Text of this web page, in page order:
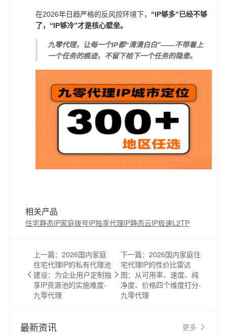
在2026年日趋严格的反风控环境下， “IP够多”已经不够
了，“IP够冷”才是核心壁垒。
九零代理，让每一个IP都“清清白白”——不带着上
一个任务的痕迹，不留下给下一个任务的隐患。
相关产品
住宅静态IP家庭拨号IP独享代理IP静态云IP极速L2TP
上一篇：2026国内家庭
住宅代理IP的私有代理池
建设：为企业用户定制独
享IP资源池的实施难度-
九零代理
下一篇：2026国内家庭住
宅代理IP的性价比雷达
图：从可用率、速度、纯
净度、价格四个维度打分-
九零代理
最新资讯 更多